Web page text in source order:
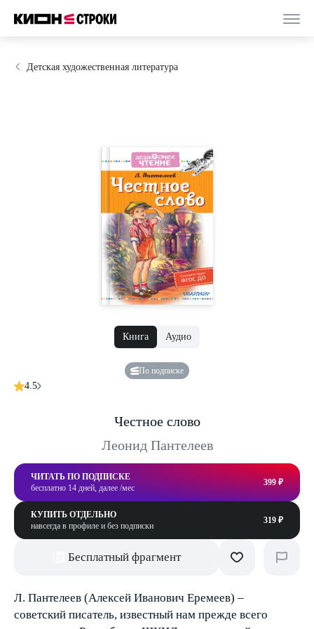
Детская художественная литература
Книга Аудио
По подписке
4.5
Честное слово
Леонид Пантелеев
ЧИТАТЬ ПО ПОДПИСКЕ
бесплатно 14 дней, далее /мес
399 ₽
КУПИТЬ ОТДЕЛЬНО
навсегда в профиле и без подписки
319 ₽
Бесплатный фрагмент
Л. Пантелеев (Алексей Иванович Еремеев) –
советский писатель, известный нам прежде всего